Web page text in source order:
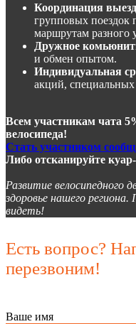
Координация
групповых поездок
маршрутам разного
Дружное
и обмен опытом.
Индивидуальная
акций,
Всем участникам чата
велосипеда!
Стать участником
Либо отсканируйте
Развитие велосипедного
здоровье нашего
видеть!
Есть вопрос?
перезвоним!
Ваше имя